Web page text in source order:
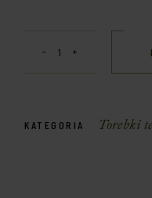
KATEGORIA Torebki